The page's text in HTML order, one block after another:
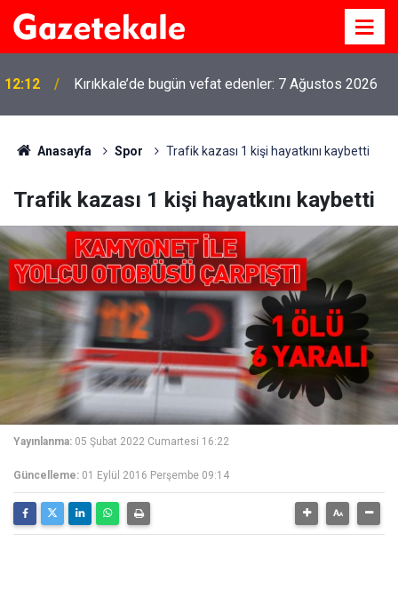
12:12 Kırıkkale’de bugün vefat edenler: 7 Ağustos 2026
Anasayfa Spor Trafik kazası 1 kişi hayatkını kaybetti
Trafik kazası 1 kişi hayatkını kaybetti
Yayınlanma: 05 Şubat 2022 Cumartesi 16:22
Güncelleme: 01 Eylül 2016 Perşembe 09:14